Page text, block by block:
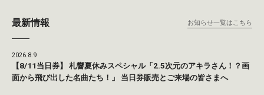
最新情報 お知らせ一覧はこちら
2026.8.9
【8/11当日券】 札響夏休みスペシャル「2.5次元のアキラさん！？画
面から飛び出した名曲たち！」 当日券販売とご来場の皆さまへ